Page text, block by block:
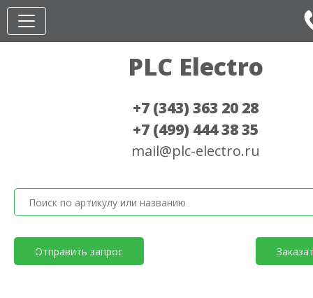
PLC Electro
+7 (343) 363 20 28
+7 (499) 444 38 35
mail@plc-electro.ru
Отправить запрос